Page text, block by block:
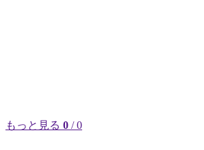
もっと見る 0 / 0